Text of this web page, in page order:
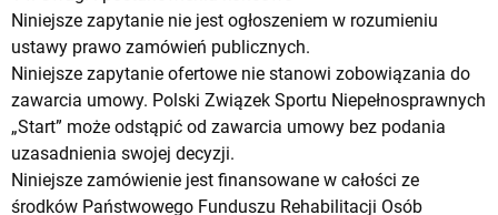
Niniejsze zapytanie nie jest ogłoszeniem w rozumieniu
ustawy prawo zamówień publicznych.
Niniejsze zapytanie ofertowe nie stanowi zobowiązania do
zawarcia umowy. Polski Związek Sportu Niepełnosprawnych
„Start” może odstąpić od zawarcia umowy bez podania
uzasadnienia swojej decyzji.
Niniejsze zamówienie jest finansowane w całości ze
środków Państwowego Funduszu Rehabilitacji Osób